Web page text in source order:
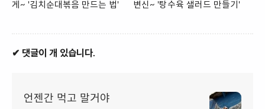
게~ '김치순대볶음 만드는 법'
변신~ '탕수육 샐러드 만들기'
✔ 댓글이 개 있습니다.
언젠간 먹고 말거야